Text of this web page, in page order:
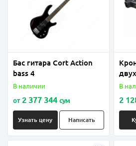
Бас гитара Cort Action
bass 4
В наличии
от2 377 344 сум
Узнать цену Написать
В
2